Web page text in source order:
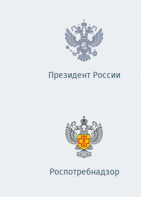
Президент России
Роспотребнадзор